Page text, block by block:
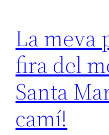
La meva
fira del
Santa
camí!